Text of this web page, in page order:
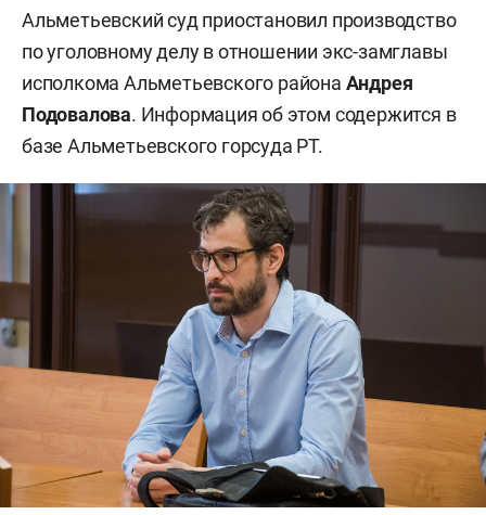
Альметьевский суд приостановил производство
по уголовному делу в отношении экс-замглавы
исполкома Альметьевского района Андрея
Подовалова. Информация об этом содержится в
базе Альметьевского горсуда РТ.